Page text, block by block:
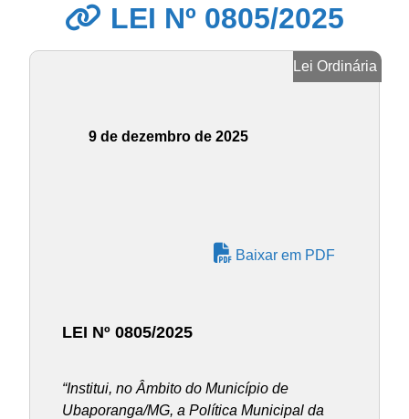
LEI Nº 0805/2025
Lei Ordinária
9 de dezembro de 2025
Baixar em PDF
LEI Nº 0805/2025
“Institui, no Âmbito do Município de
Ubaporanga/MG, a Política Municipal da